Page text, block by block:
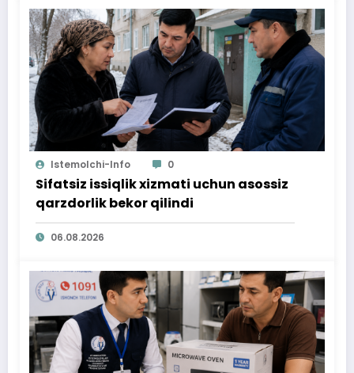
Istemolchi-Info 0
Sifatsiz issiqlik xizmati uchun asossiz
qarzdorlik bekor qilindi
06.08.2026